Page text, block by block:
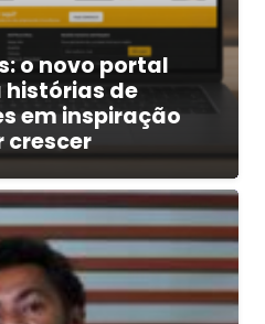
o novo portal
de
em inspiração
crescer